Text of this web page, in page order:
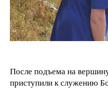
После подъема на
приступили к служению